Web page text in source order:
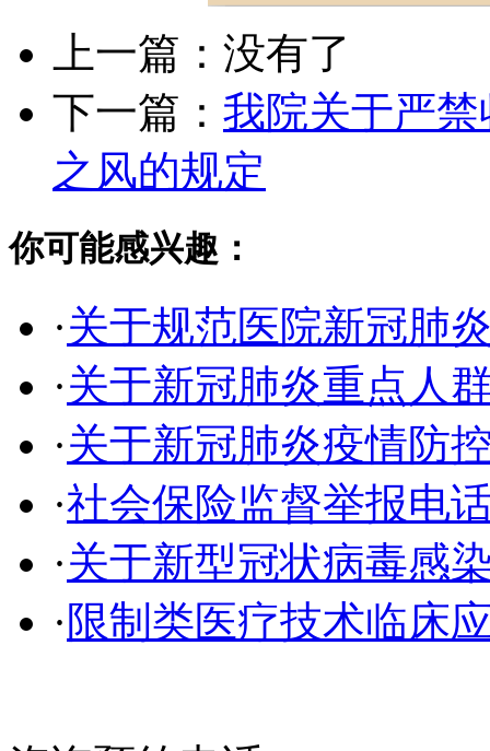
上一篇：没有了
下一篇： 我院关于严禁
之风的规定
你可能感兴趣：
·关于规范医院新冠肺
·关于新冠肺炎重点人
·关于新冠肺炎疫情防
·社会保险监督举报电
·关于新型冠状病毒感
· 限制类医疗技术临床